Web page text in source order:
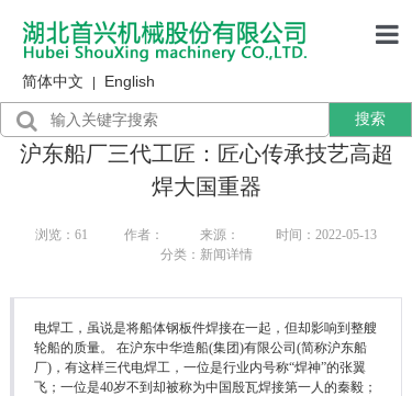
简体中文 English
行业资讯
搜索
沪东船厂三代工匠：匠心传承技艺高超
焊大国重器
浏览： 61 作者： 来源：
时间：2022-05-13
分类：新闻详情
电焊工，虽说是将船体钢板件焊接在一起，但却影响到整艘
轮船的质量。 在沪东中华造船(集团)有限公司(简称沪东船
厂)，有这样三代电焊工，一位是行业内号称“焊神”的张翼
飞；一位是40岁不到却被称为中国殷瓦焊接第一人的秦毅；